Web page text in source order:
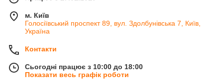
м. Київ
Голосіївський проспект 89, вул. Здолбунівська 7, Київ,
Україна
Контакти
Сьогодні працює з 10:00 до 18:00
Показати весь графік роботи